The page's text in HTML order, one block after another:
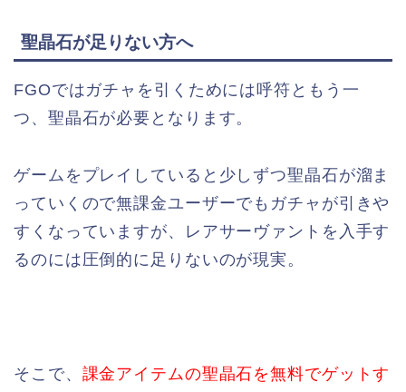
聖晶石が足りない方へ
FGOではガチャを引くためには呼符ともう一
つ、聖晶石が必要となります。
ゲームをプレイしていると少しずつ聖晶石が溜ま
っていくので無課金ユーザーでもガチャが引きや
すくなっていますが、レアサーヴァントを入手す
るのには圧倒的に足りないのが現実。
そこで、 課金アイテムの聖晶石を無料でゲットす